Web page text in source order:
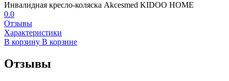
Инвалидная кресло-коляска Akcesmed KIDOO HOME
0.0
Отзывы
Характеристики
В корзину В корзине
Отзывы